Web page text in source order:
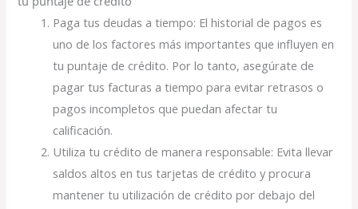
Paga tus deudas a tiempo: El historial de pagos es
uno de los factores más importantes que influyen en
tu puntaje de crédito. Por lo tanto, asegúrate de
pagar tus facturas a tiempo para evitar retrasos o
pagos incompletos que puedan afectar tu
calificación.
Utiliza tu crédito de manera responsable: Evita llevar
saldos altos en tus tarjetas de crédito y procura
mantener tu utilización de crédito por debajo del